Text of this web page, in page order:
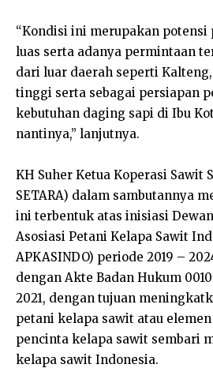
“Kondisi ini merupakan potensi
luas serta adanya permintaan
dari luar daerah seperti
tinggi serta sebagai persiapan
kebutuhan daging sapi di Ibu
nantinya,” lanjutnya.
KH Suher Ketua Koperasi Sawit
SETARA) dalam sambutannya
ini terbentuk atas inisiasi
Asosiasi Petani Kelapa Sawit
APKASINDO) periode 2019 –
dengan Akte Badan Hukum
2021, dengan tujuan
petani kelapa sawit atau
pencinta kelapa sawit sembari
kelapa sawit Indonesia.